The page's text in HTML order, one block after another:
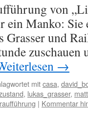
von
ein Manko: Sie
Grasser und
zuschauen
→
mitcasa,
, lukas_grasser,
| Kommentar